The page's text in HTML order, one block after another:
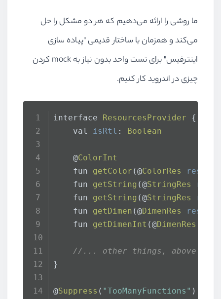
ما روشی را ارائه می‌دهیم که هر دو مشکل را حل
می‌کند و همزمان با ساختار قدیمی "پیاده سازی
اینترفیس" برای تست واحد بدون نیاز بهmock کردن
چیزی در اندروید کار کنیم.
interface ResourcesProvider {
    val
isRtl : Boolean
    @
ColorInt
    fun
getColor (@ColorRes resId
    fun
getString (@StringRes
    fun
getString (@StringRes
    fun
getDimen (@DimenRes resId
    fun
getDimenInt (@DimenRes
//... other things, above
}
@Suppress ( "TooManyFunctions" )